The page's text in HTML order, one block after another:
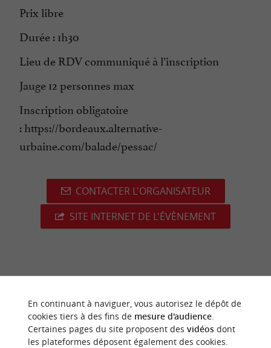
Prix libre
Durée : 1h30
Lieu de RDV communiqué à l’inscription
Jauge 12 personnes max
Inscription obligatoire
: https://bordeaux.alternative-
urbaine.com/balade/pessac/
CONTACTER L'ORGANISATEUR
SITE INTERNET DE L'ÉVÈNEMENT
Source :Evènement proposé par un internaute
En continuant à naviguer, vous autorisez le dépôt de
cookies tiers à des fins de mesure d'audience.
Certaines pages du site proposent des vidéosdont
les plateformes déposent également des cookies.